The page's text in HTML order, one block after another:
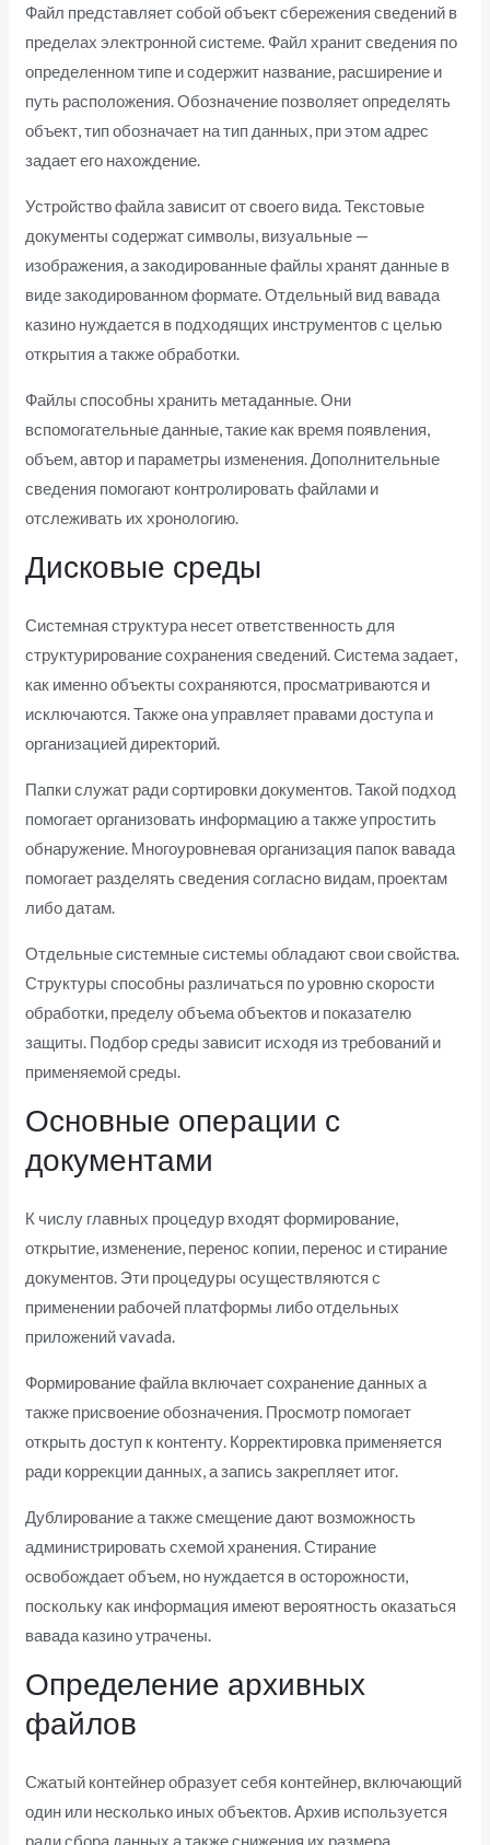
Файл представляет собой объект сбережения сведений в
пределах электронной системе. Файл хранит сведения по
определенном типе и содержит название, расширение и
путь расположения. Обозначение позволяет определять
объект, тип обозначает на тип данных, при этом адрес
задает его нахождение.
Устройство файла зависит от своего вида. Текстовые
документы содержат символы, визуальные —
изображения, а закодированные файлы хранят данные в
виде закодированном формате. Отдельный вид вавада
казино нуждается в подходящих инструментов с целью
открытия а также обработки.
Файлы способны хранить метаданные. Они
вспомогательные данные, такие как время появления,
объем, автор и параметры изменения. Дополнительные
сведения помогают контролировать файлами и
отслеживать их хронологию.
Дисковые среды
Системная структура несет ответственность для
структурирование сохранения сведений. Система задает,
как именно объекты сохраняются, просматриваются и
исключаются. Также она управляет правами доступа и
организацией директорий.
Папки служат ради сортировки документов. Такой подход
помогает организовать информацию а также упростить
обнаружение. Многоуровневая организация папок вавада
помогает разделять сведения согласно видам, проектам
либо датам.
Отдельные системные системы обладают свои свойства.
Структуры способны различаться по уровню скорости
обработки, пределу объема объектов и показателю
защиты. Подбор среды зависит исходя из требований и
применяемой среды.
Основные операции с
документами
К числу главных процедур входят формирование,
открытие, изменение, перенос копии, перенос и стирание
документов. Эти процедуры осуществляются с
применении рабочей платформы либо отдельных
приложений vavada.
Формирование файла включает сохранение данных а
также присвоение обозначения. Просмотр помогает
открыть доступ к контенту. Корректировка применяется
ради коррекции данных, а запись закрепляет итог.
Дублирование а также смещение дают возможность
администрировать схемой хранения. Стирание
освобождает объем, но нуждается в осторожности,
поскольку как информация имеют вероятность оказаться
вавада казино утрачены.
Определение архивных
файлов
Сжатый контейнер образует себя контейнер, включающий
один или несколько иных объектов. Архив используется
ради сбора данных а также снижения их размера.